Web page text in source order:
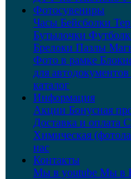
Фотосувениры
Часы Бейсболки
Бутылочки
Брелоки Пазлы
Фото в рамке
для автодокументов
каталог
Информация
Акции Бонусная
Доставка и оплата
Химическая
нас
Контакты
Мы в youtube Мы в